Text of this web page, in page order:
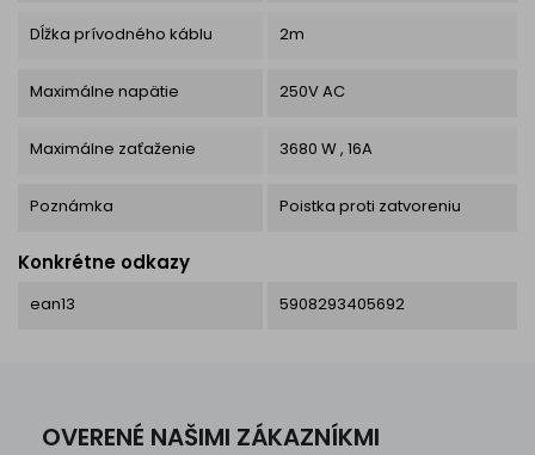
Dĺžka prívodného káblu 2m
Maximálne napätie 250V AC
Maximálne zaťaženie 3680 W , 16A
Poznámka Poistka proti zatvoreniu
Konkrétne odkazy
ean13 5908293405692
OVERENÉ NAŠIMI ZÁKAZNÍKMI